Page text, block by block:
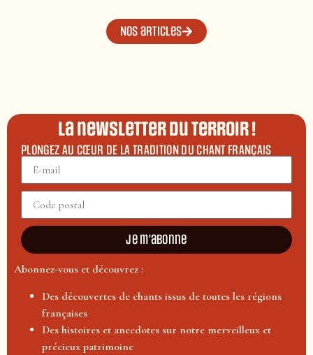
Nos articles
La newsletter du terroir !
PLONGEZ AU CŒUR DE LA TRADITION DU CHANT FRANÇAIS
Je m'abonne
Abonnez-vous et découvrez :
Des découvertes de chants issus de toutes les régions
françaises
Des histoires et anecdotes sur notre merveilleux et
précieux patrimoine